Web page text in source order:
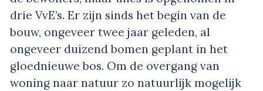
drie VvE’s. Er zijn sinds het begin van de
bouw, ongeveer twee jaar geleden, al
ongeveer duizend bomen geplant in het
gloednieuwe bos. Om de overgang van
woning naar natuur zo natuurlijk mogelijk